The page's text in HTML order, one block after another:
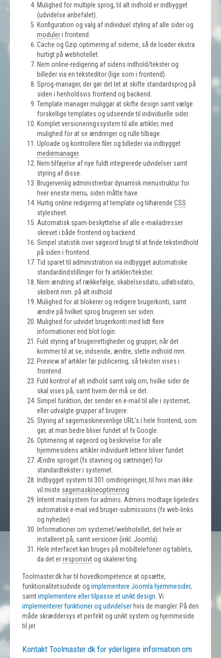
Mulighed for multiple sprog, til alt indhold er indbygget
(udvidelse anbefalet).
Konfiguration og valg af individuel styling af alle sider og
moduleri frontend.
Cache og Gzip optimering af siderne, så de loader ekstra
hurtigt på webhotellet.
Nem online-redigering af sidens indhold/tekster og
billeder via en teksteditor (lige som i frontend).
Sprog-manager, der gør det let at skifte standardsprog på
siden i henholdsvis frontend og backend.
Template manager muliggør at skifte design samt vælge
forskellige templates og udseende til individuelle sider.
Komplet versioneringssystem til alle artikler, med
mulighed for at se ændringer og rulle tilbage.
Uploade og kontrollere filer og billeder via indbygget
mediemanager.
Nem tilføjelse af nye fuldt integrerede udvidelser samt
styring af disse.
Brugervenlig administrerbar dynamisk menustruktur for
hver eneste menu, siden måtte have.
Hurtig online redigering af template og tilhørende CSS
stylesheet.
Automatisk spam-beskyttelse af alle e-mailadresser
skrevet i både frontend og backend.
Simpel statistik over søgeord brugt til at finde tekstindhold
på siden i frontend.
Tid sparet til administration via indbygget automatiske
standardindstillinger for fx artikler/tekster.
Nem ændring af rækkefølge, skabelsesdato, udløbsdato,
skribent mm. på alt indhold.
Mulighed for at blokerer og redigere brugerkonti, samt
ændre på hvilket sprog brugeren ser siden.
Mulighed for udvidet brugerkonti med lidt flere
informationer end blot login.
Fuld styring af brugerrettigheder og grupper, når det
kommer til at se, indsende, ændre, slette indhold mm.
Preview af artikler før publicering, så teksten vises i
frontend.
Fuld kontrol af alt indhold samt valg om, hvilke sider de
skal vises på, samt hvem der må se det.
Simpel funktion, der sender en e-mail til alle i systemet,
eller udvalgte grupper af brugere.
Styring af søgemaskinevenlige URL’s i hele frontend, som
gør, at man bedre bliver fundet af fx Google.
Optimering at søgeord og beskrivelse for alle
hjemmesidens artikler individuelt lettere bliver fundet.
Ændre sproget (fx stavning og sætninger) for
standardtekster i systemet.
Indbygget system til 301 omdirigeringer, til hvis man ikke
vil miste søgemaskineoptimering
Internt mailsystem for admins. Admins modtage ligeledes
automatisk e-mail ved bruger-submissions (fx web-links
og nyheder).
Informationer om systemet/webhotellet, det hele er
installeret på, samt versioner (inkl. Joomla).
Hele interfacet kan bruges på mobiltelefoner og tablets,
da det erresponsivtog skalerer ting.
Toolmaster.dk har til hovedkompetence at opsætte,
funktionalitetsudvide og implementere Joomla hjemmesider,
samtimplementere eller tilpasse et unikt design . Vi
implementerer funktioner og udvidelser hvis de mangler. På den
måde skræddersys et perfekt og unikt system og hjemmeside
til jer.
Kontakt Toolmaster.dk for yderligere information om